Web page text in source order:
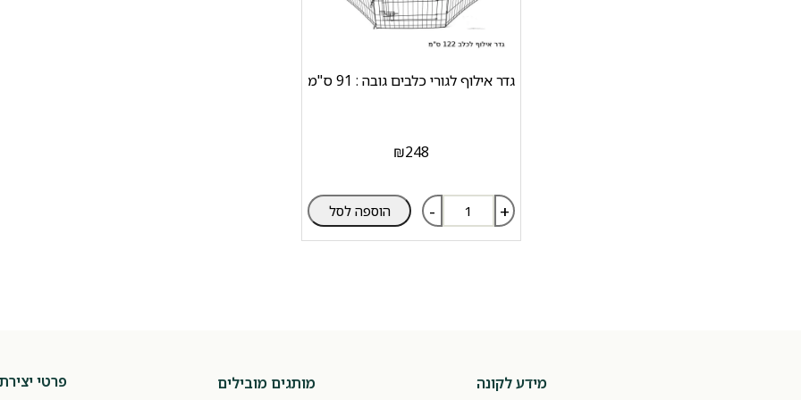
גדר אילוף לגורי כלבים גובה : 91 ס"מ
₪248
- + הוספה לסל
מידע לקונה מותגים מובילים פרטי